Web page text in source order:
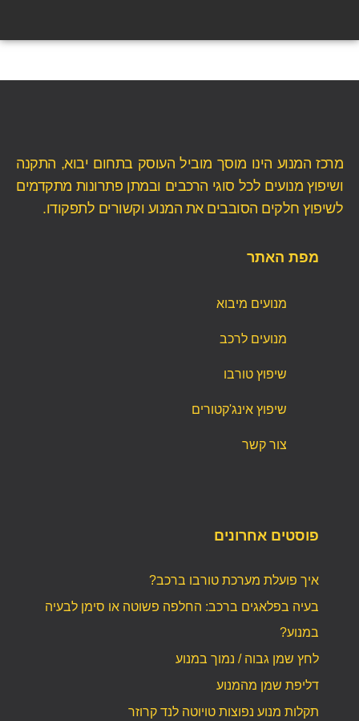
מרכז המנוע הינו מוסך מוביל העוסק בתחום יבוא, התקנה
ושיפוץ מנועים לכל סוגי הרכבים ובמתן פתרונות מתקדמים
לשיפוץ חלקים הסובבים את המנוע וקשורים לתפקודו.
מפת האתר
מנועים מיבוא
מנועים לרכב
שיפוץ טורבו
שיפוץ אינג'קטורים
צור קשר
פוסטים אחרונים
איך פועלת מערכת טורבו ברכב?
בעיה בפלאגים ברכב: החלפה פשוטה או סימן לבעיה
במנוע?
לחץ שמן גבוה / נמוך במנוע
דליפת שמן מהמנוע
תקלות מנוע נפוצות טויוטה לנד קרוזר